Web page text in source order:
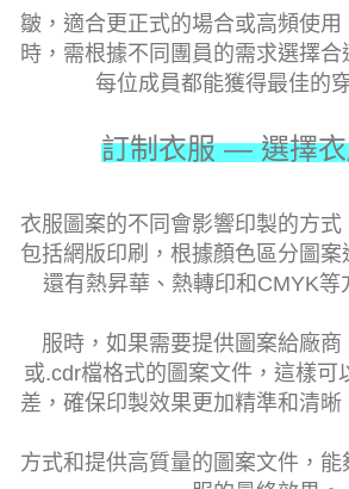
皺，適合更正式的場合或高頻使用
時，需根據不同團員的需求選擇
每位成員都能獲得最佳的
訂制衣服 — 選擇
衣服圖案的不同會影響印製的方
包括網版印刷，根據顏色區分圖案
還有熱昇華、熱轉印和CMYK等
服時，如果需要提供圖案給廠商
或.cdr檔格式的圖案文件，這樣可
差，確保印製效果更加精準和清
方式和提供高質量的圖案文件，